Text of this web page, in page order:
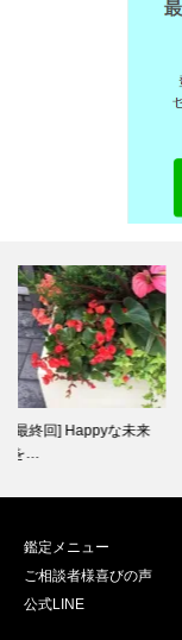
言霊で深い気付きを得
る２つのタ…
鑑定メニュー
ご相談者様喜びの声
公式LINE